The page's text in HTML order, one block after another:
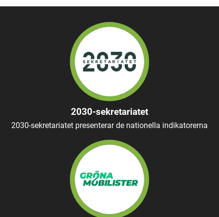
2030-sekretariatet
2030-sekretariatet presenterar de nationella indikatorerna